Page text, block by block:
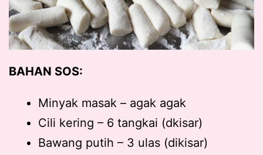
BAHAN SOS:
Minyak masak – agak agak
Cili kering – 6 tangkai (dkisar)
Bawang putih – 3 ulas (dikisar)